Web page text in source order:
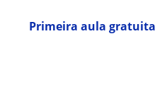
Primeira aula gratuita